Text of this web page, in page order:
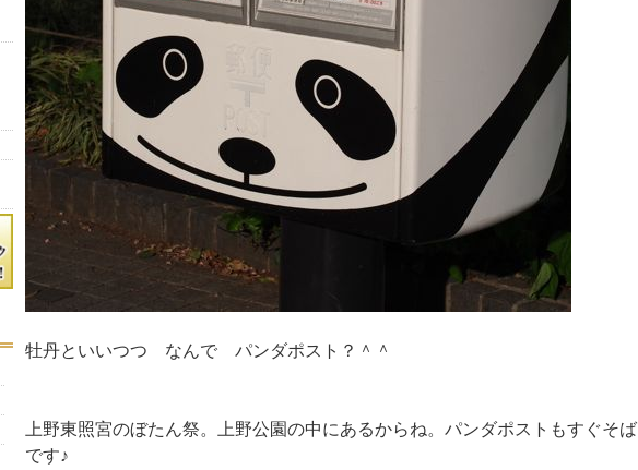
牡丹といいつつ なんで パンダポスト？＾＾
上野東照宮のぼたん祭。上野公園の中にあるからね。パンダポストもすぐそば
です♪